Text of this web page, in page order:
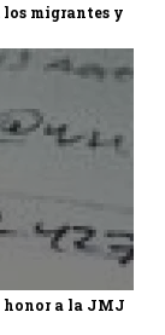
migrantes y
honor a la JMJ